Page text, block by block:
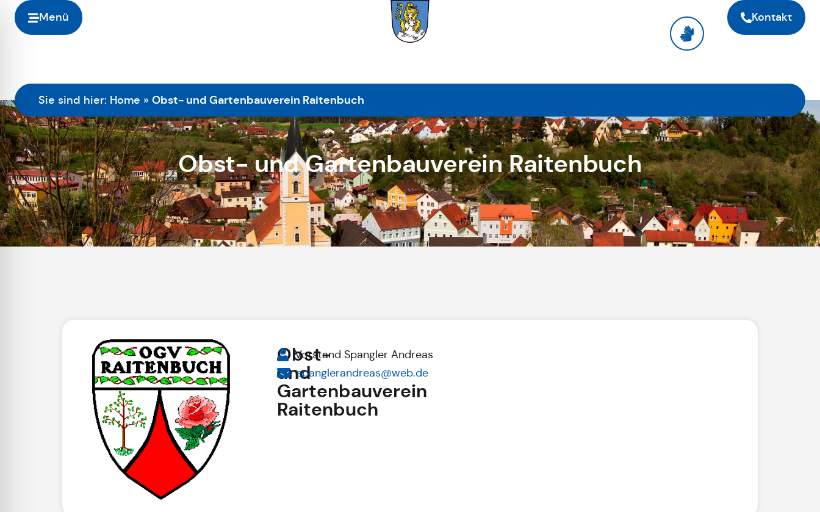
Menü Kontakt
Sie sind hier: Home » Obst- und Gartenbauverein Raitenbuch
Obst- und Gartenbauverein Raitenbuch
Obst-
und
Gartenbauverein
Raitenbuch
Vorstand Spangler Andreas
spanglerandreas@web.de